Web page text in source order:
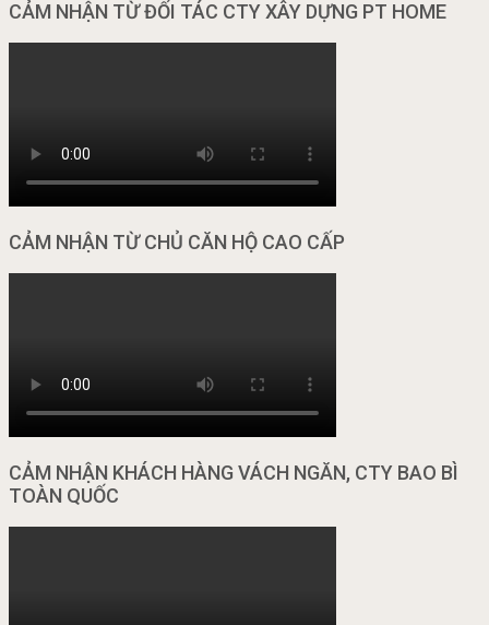
CẢM NHẬN TỪ ĐỐI TÁC CTY XÂY DỰNG PT HOME
CẢM NHẬN TỪ CHỦ CĂN HỘ CAO CẤP
CẢM NHẬN KHÁCH HÀNG VÁCH NGĂN, CTY BAO BÌ
TOÀN QUỐC